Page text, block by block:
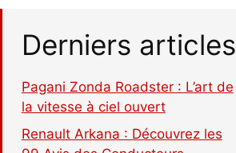
Derniers articles
Pagani Zonda Roadster : L’art de
la vitesse à ciel ouvert
Renault Arkana : Découvrez les